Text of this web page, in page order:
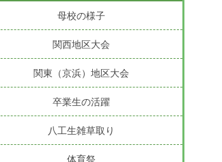
母校の様子
関西地区大会
関東（京浜）地区大会
卒業生の活躍
八工生雑草取り
体育祭